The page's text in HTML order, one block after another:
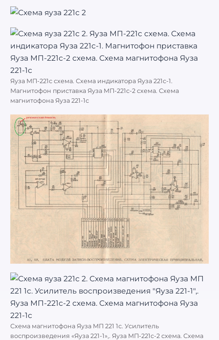
Яуза МП-221с схема. Схема индикатора Яуза 221с-1.
Магнитофон приставка Яуза МП-221с-2 схема. Схема
магнитофона Яуза 221-1с
Схема магнитофона Яуза МП 221 1с. Усилитель
воспроизведения «Яуза 221-1»,. Яуза МП-221с-2 схема. Схема